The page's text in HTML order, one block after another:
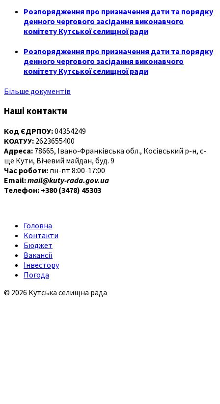
Розпорядження про призначення дати та порядку
денного чергового засідання виконавчого
комітету Кутської селищної ради
Розпорядження про призначення дати та порядку
денного чергового засідання виконавчого
комітету Кутської селищної ради
Більше документів
Наші контакти
Код ЄДРПОУ:04354249
КОАТУУ: 2623655400
Адреса: 78665, Івано-Франківська обл., Косівський р-н, с-
ще Кути, Вічевий майдан, буд. 9
Час роботи: пн-пт 8:00-17:00
Email:mail@kuty-rada.gov.ua
Телефон: +380 (3478) 45303
Головна
Контакти
Бюджет
Вакансії
Інвестору
Погода
© 2026 Кутська селищна рада